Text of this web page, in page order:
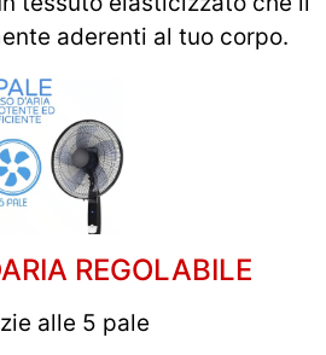
aderenti al tuo corpo.
REGOLABILE
alle 5 pale